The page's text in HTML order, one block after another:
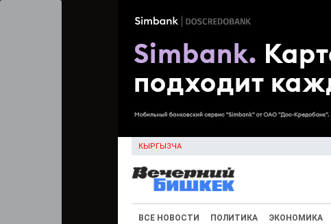
КЫРГЫЗЧА
ВСЕ НОВОСТИ ПОЛИТИКА ЭКОНОМИКА